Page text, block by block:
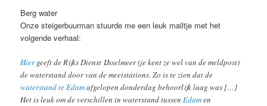
Berg water
Onze steigerbuurman stuurde me een leuk mailtje met het
volgende verhaal:
Hiergeeft de Rijks Dienst IJsselmeer (je kent ze wel van de meldpost)
de waterstand door van de meetstations. Zo is te zien dat de
waterstand te Edamafgelopen donderdag behoorlijk laag was […]
Het is leuk om de verschillen in waterstand tussenEdamen